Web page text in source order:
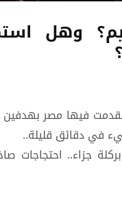
وهل
فيها مصر
في دقائق قليلة..
جزاء.. احتجاجات